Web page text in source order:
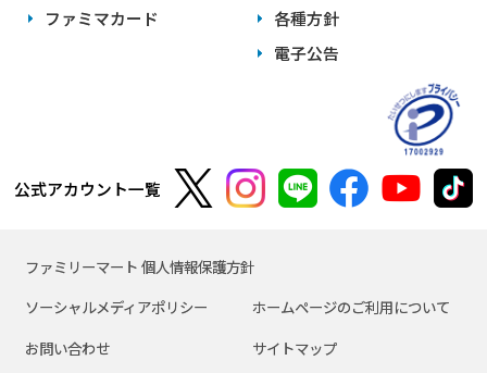
ファミマカード
各種方針
電子公告
公式アカウント一覧
ファミリーマート 個人情報保護方針
ソーシャルメディアポリシー
ホームページのご利用について
お問い合わせ
サイトマップ